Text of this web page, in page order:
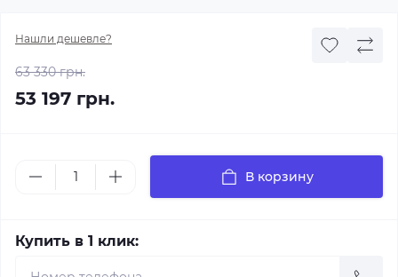
Нашли дешевле?
63 330 грн.
53 197 грн.
В корзину
Купить в 1 клик: